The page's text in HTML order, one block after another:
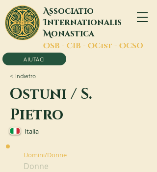
Associatio
Internationalis
Monastica
OSB - CIB - OCist - OCSO
AIUTACI
< Indietro
Ostuni / S.
Pietro
Italia
Uomini/Donne
Donne